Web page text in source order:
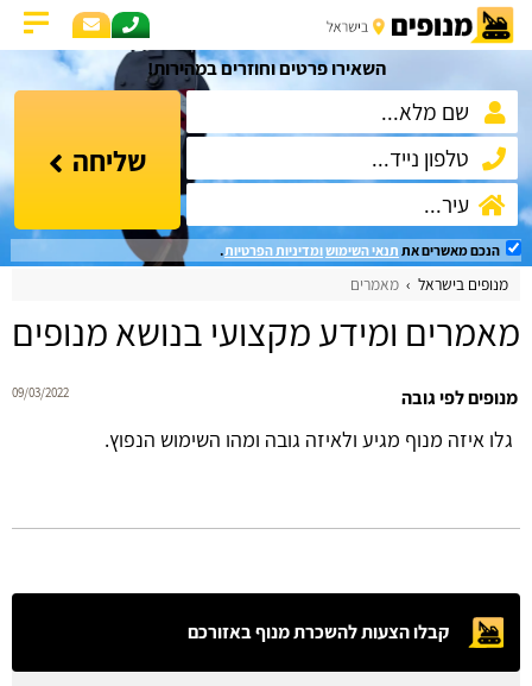
השאירו פרטים וחוזרים במהירות!
שליחה
הנכם מאשרים את תנאי השימושומדיניות הפרטיות.
מנופים בישראל מאמרים
מאמרים ומידע מקצועי בנושא מנופים
מנופים לפי גובה 09/03/2022
גלו איזה מנוף מגיע ולאיזה גובה ומהו השימוש הנפוץ.
קבלו הצעות להשכרת מנוף באזורכם